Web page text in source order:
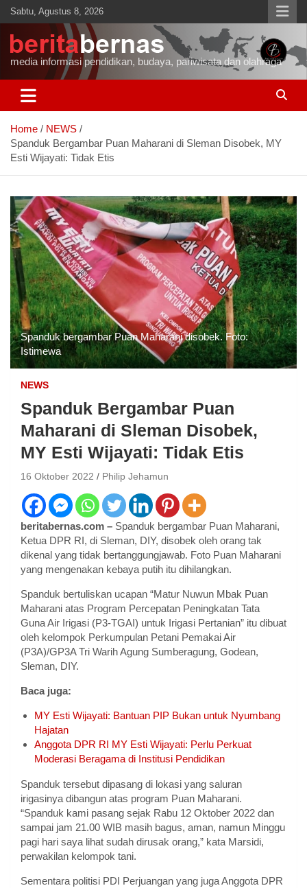
Skip
to
content
Sabtu, Agustus 8, 2026
media informasi pendidikan, budaya, pariwisata dan olahraga
Home
NEWS
Spanduk Bergambar Puan Maharani di Sleman Disobek, MY
Esti Wijayati: Tidak Etis
Spanduk bergambar Puan Maharani disobek. Foto:
Istimewa
NEWS
Spanduk Bergambar Puan
Maharani di Sleman Disobek,
MY Esti Wijayati: Tidak Etis
16 Oktober 2022 Philip Jehamun
beritabernas.com – Spanduk bergambar Puan Maharani,
Ketua DPR RI, di Sleman, DIY, disobek oleh orang tak
dikenal yang tidak bertanggungjawab. Foto Puan Maharani
yang mengenakan kebaya putih itu dihilangkan.
Spanduk bertuliskan ucapan “Matur Nuwun Mbak Puan
Maharani atas Program Percepatan Peningkatan Tata
Guna Air Irigasi (P3-TGAI) untuk Irigasi Pertanian” itu dibuat
oleh kelompok Perkumpulan Petani Pemakai Air
(P3A)/GP3A Tri Warih Agung Sumberagung, Godean,
Sleman, DIY.
Baca juga:
MY Esti Wijayati: Bantuan PIP Bukan untuk Nyumbang
Hajatan
Anggota DPR RI MY Esti Wijayati: Perlu Perkuat
Moderasi Beragama di Institusi Pendidikan
Spanduk tersebut dipasang di lokasi yang saluran
irigasinya dibangun atas program Puan Maharani.
“Spanduk kami pasang sejak Rabu 12 Oktober 2022 dan
sampai jam 21.00 WIB masih bagus, aman, namun Minggu
pagi hari saya lihat sudah dirusak orang,” kata Marsidi,
perwakilan kelompok tani.
Sementara politisi PDI Perjuangan yang juga Anggota DPR